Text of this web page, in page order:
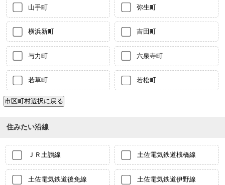
山手町 弥生町
横浜新町 吉田町
与力町 六泉寺町
若草町 若松町
住みたい沿線
ＪＲ土讃線 土佐電気鉄道桟橋線
土佐電気鉄道後免線 土佐電気鉄道伊野線